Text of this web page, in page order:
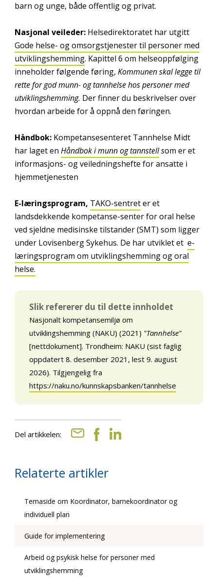
barn og unge, både offentlig og privat.
Nasjonal veileder: Helsedirektoratet har utgitt
Gode helse- og omsorgstjenester til personer med
utviklingshemming. Kapittel 6 om helseoppfølging
inneholder følgende føring, Kommunen skal legge til
rette for god munn- og tannhelse hos personer med
utviklingshemming. Der finner du beskrivelser over
hvordan arbeide for å oppnå den føringen.
Håndbok: Kompetansesenteret Tannhelse Midt
har laget en Håndbok i munn og tannstellsom er et
informasjons- og veiledningshefte for ansatte i
hjemmetjenesten
E-læringsprogram, TAKO-sentreter et
landsdekkende kompetanse-senter for oral helse
ved sjeldne medisinske tilstander (SMT) som ligger
under Lovisenberg Sykehus. De har utviklet et e-
læringsprogram om utviklingshemming og oral
helse.
Slik refererer du til dette innholdet
Nasjonalt kompetansemiljø om
utviklingshemming (NAKU) (2021) "Tannhelse"
[nettdokument]. Trondheim: NAKU (sist faglig
oppdatert 8. desember 2021, lest 9. august
2026). Tilgjengelig fra
https://naku.no/kunnskapsbanken/tannhelse
Del artikkelen:
Relaterte artikler
Temaside om Koordinator, barnekoordinator og
individuell plan
Guide for implementering
Arbeid og psykisk helse for personer med
utviklingshemming